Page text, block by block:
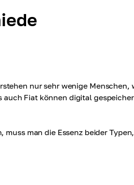
nur sehr wenige Menschen,
Fiat können digital
man die Essenz beider